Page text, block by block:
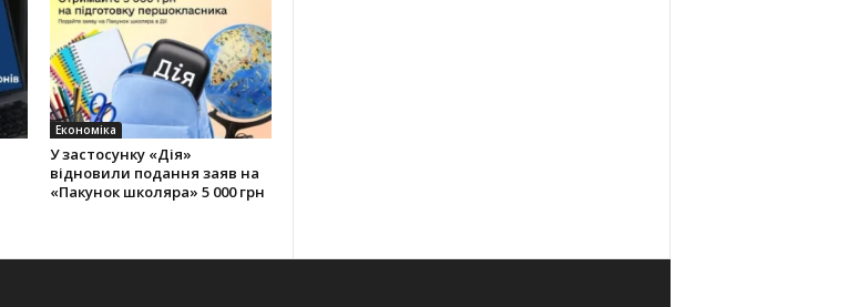
Економіка
У застосунку «Дія»
відновили подання заяв на
«Пакунок школяра» 5 000 грн